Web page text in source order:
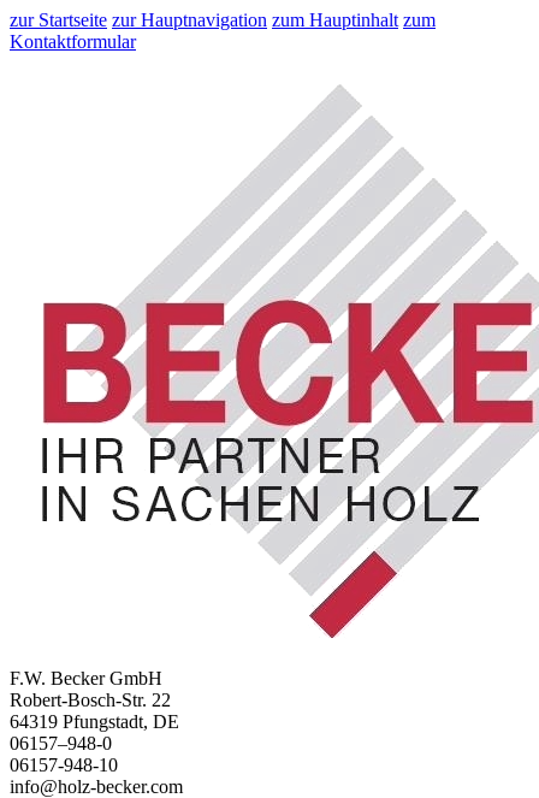
zur Startseite zur Hauptnavigation zum Hauptinhalt zum
Kontaktformular
F.W. Becker GmbH
Robert-Bosch-Str. 22
64319 Pfungstadt, DE
06157–948-0
06157-948-10
info@holz-becker.com